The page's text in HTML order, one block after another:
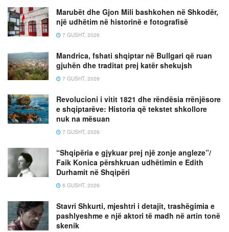
Marubët dhe Gjon Mili bashkohen në Shkodër,
një udhëtim në historinë e fotografisë
7 GUSHT, 2026
Mandrica, fshati shqiptar në Bullgari që ruan
gjuhën dhe traditat prej katër shekujsh
7 GUSHT, 2026
Revolucioni i vitit 1821 dhe rëndësia rrënjësore
e shqiptarëve: Historia që tekstet shkollore
nuk na mësuan
7 GUSHT, 2026
“Shqipëria e gjykuar prej një zonje angleze”/
Faik Konica përshkruan udhëtimin e Edith
Durhamit në Shqipëri
6 GUSHT, 2026
Stavri Shkurti, mjeshtri i detajit, trashëgimia e
pashlyeshme e një aktori të madh në artin tonë
skenik